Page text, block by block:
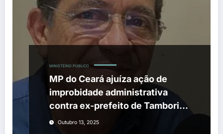
MINISTÉRIO PÚBLICO
MP do Ceará ajuíza ação de
improbidade administrativa
contra ex-prefeito de Tamboril,
Pedro Calisto
Outubro 13, 2025